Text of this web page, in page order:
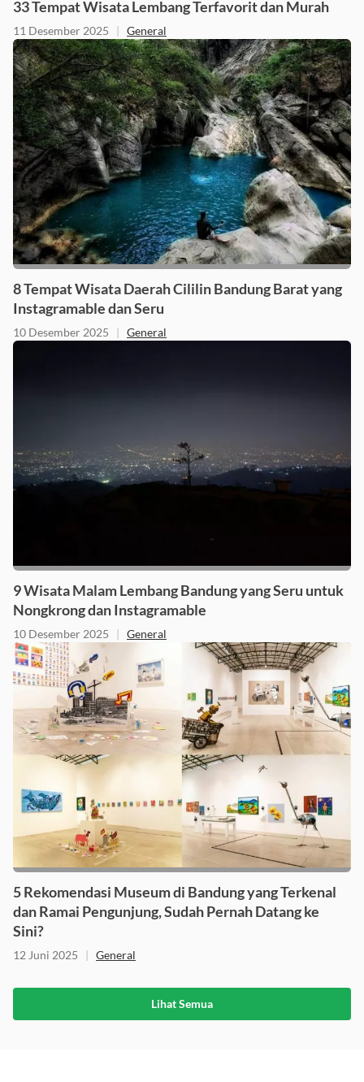
33 Tempat Wisata Lembang Terfavorit dan Murah
11 Desember 2025 | General
8 Tempat Wisata Daerah Cililin Bandung Barat yang
Instagramable dan Seru
10 Desember 2025 General
9 Wisata Malam Lembang Bandung yang Seru untuk
Nongkrong dan Instagramable
10 Desember 2025 | General
5 Rekomendasi Museum di Bandung yang Terkenal
dan Ramai Pengunjung, Sudah Pernah Datang ke
Sini?
12 Juni 2025 | General
Lihat Semua